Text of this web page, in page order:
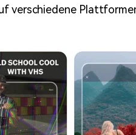
verschiedene